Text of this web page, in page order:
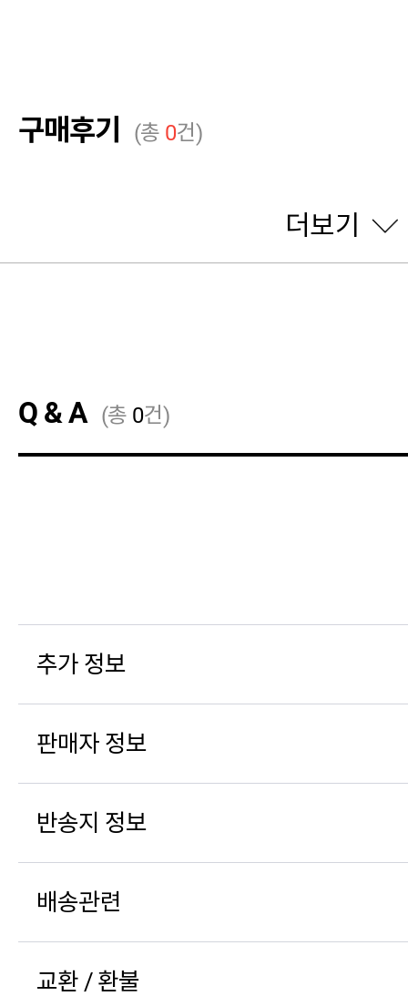
구매후기 (총 0건)
더보기
Q & A (총 0건)
추가 정보
판매자 정보
반송지 정보
배송관련
교환 / 환불